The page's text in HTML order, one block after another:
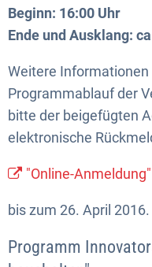
Beginn: 16:00 Uhr
Ende und Ausklang:
Weitere
Programmablauf der
bitte der beigefügten
elektronische
"Online-Anmeldung"
bis zum 26. April 2016.
Programm